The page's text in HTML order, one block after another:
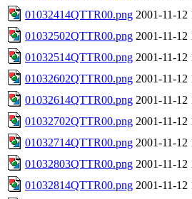
01032414QTTR00.png 2001-11-12
01032502QTTR00.png 2001-11-12
01032514QTTR00.png 2001-11-12
01032602QTTR00.png 2001-11-12
01032614QTTR00.png 2001-11-12
01032702QTTR00.png 2001-11-12
01032714QTTR00.png 2001-11-12
01032803QTTR00.png 2001-11-12
01032814QTTR00.png 2001-11-12